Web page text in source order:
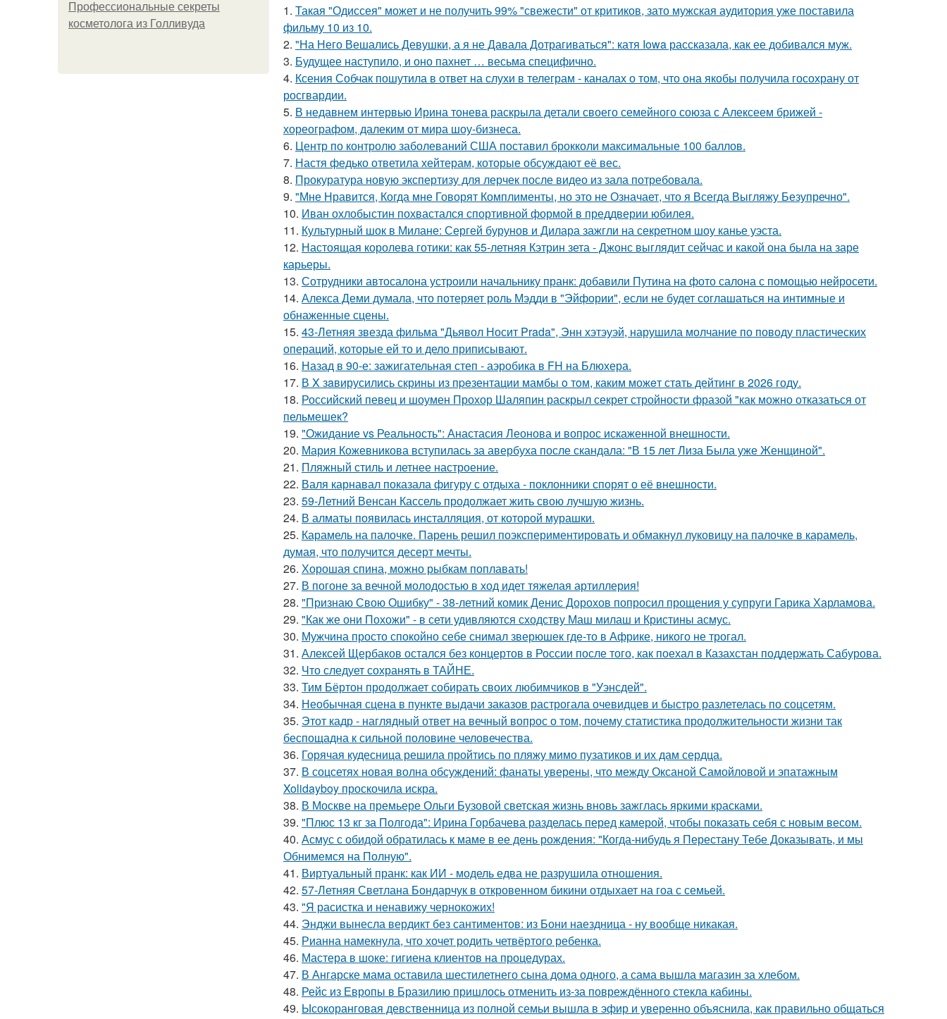
Профессиональные секреты
косметолога из Голливуда
1. Такая "Одиссея" может и не получить 99% "свежести" от критиков, зато мужская аудитория уже поставила
фильму 10 из 10.
2. "На Него Вешались Девушки, а я не Давала Дотрагиваться": катя Iowa рассказала, как ее добивался муж.
3. Будущее наступило, и оно пахнет … весьма специфично.
4. Ксения Собчак пошутила в ответ на слухи в телеграм - каналах о том, что она якобы получила госохрану от
росгвардии.
5. В недавнем интервью Ирина тонева раскрыла детали своего семейного союза с Алексеем брижей -
хореографом, далеким от мира шоу-бизнеса.
6. Центр по контролю заболеваний США поставил брокколи максимальные 100 баллов.
7. Настя федько ответила хейтерам, которые обсуждают её вес.
8. Прокуратура новую экспертизу для лерчек после видео из зала потребовала.
9. "Мне Нравится, Когда мне Говорят Комплименты, но это не Означает, что я Всегда Выгляжу Безупречно".
10. Иван охлобыстин похвастался спортивной формой в преддверии юбилея.
11. Культурный шок в Милане: Сергей бурунов и Дилара зажгли на секретном шоу канье уэста.
12. Настоящая королева готики: как 55-летняя Кэтрин зета - Джонс выглядит сейчас и какой она была на заре
карьеры.
13. Сотрудники автосалона устроили начальнику пранк: добавили Путина на фото салона с помощью нейросети.
14. Алекса Деми думала, что потеряет роль Мэдди в "Эйфории", если не будет соглашаться на интимные и
обнаженные сцены.
15. 43-Летняя звезда фильма "Дьявол Носит Prada", Энн хэтэуэй, нарушила молчание по поводу пластических
операций, которые ей то и дело приписывают.
16. Назад в 90-е: зажигательная степ - аэробика в FH на Блюхера.
17. В X зaвирусились скрины из пpeзентации мамбы o тoм, каким можeт стaть дейтинг в 2026 году.
18. Российский певец и шоумен Прохор Шаляпин раскрыл секрет стройности фразой "как можно отказаться от
пельмешек?
19. "Ожидание vs Реальность": Анастасия Леонова и вопрос искаженной внешности.
20. Мария Кожевникова вступилась за авербуха после скандала: "В 15 лет Лиза Была уже Женщиной".
21. Пляжный стиль и летнее настроение.
22. Валя карнавал показала фигуру с отдыха - поклонники спорят о её внешности.
23. 59-Летний Венсан Кассель продолжает жить свою лучшую жизнь.
24. В алматы появилась инсталляция, от которой мурашки.
25. Карамель на палочке. Парень решил поэкспериментировать и обмакнул луковицу на палочке в карамель,
думая, что получится десерт мечты.
26. Хорошая спина, можно рыбкам поплавать!
27. В погоне за вечной молодостью в ход идет тяжелая артиллерия!
28. "Признаю Свою Ошибку" - 38-летний комик Денис Дорохов попросил прощения у супруги Гарика Харламова.
29. "Как же они Похожи" - в сети удивляются сходству Маш милаш и Кристины асмус.
30. Мужчина просто спокойно себе снимал зверюшек где-то в Африке, никого не трогал.
31. Алексей Щербаков остался без концертов в России после того, как поехал в Казахстан поддержать Сабурова.
32. Что следует сохранять в ТАЙНЕ.
33. Тим Бёртон продолжает собирать своих любимчиков в "Уэнсдей".
34. Необычная сцена в пункте выдачи заказов растрогала очевидцев и быстро разлетелась по соцсетям.
35. Этот кадр - наглядный ответ на вечный вопрос о том, почему статистика продолжительности жизни так
беспощадна к сильной половине человечества.
36. Горячая кудесница решила пройтись по пляжу мимо пузатиков и их дам сердца.
37. В соцсетях новая волна обсуждений: фанаты уверены, что между Оксаной Самойловой и эпатажным
Xolidayboy проскочила искра.
38. В Москве на премьере Ольги Бузовой светская жизнь вновь зажглась яркими красками.
39. "Плюс 13 кг за Полгода": Ирина Горбачева разделась перед камерой, чтобы показать себя с новым весом.
40. Асмус с обидой обратилась к маме в ее день рождения: "Когда-нибудь я Перестану Тебе Доказывать, и мы
Обнимемся на Полную".
41. Виртуальный пранк: как ИИ - модель едва не разрушила отношения.
42. 57-Летняя Светлана Бондарчук в откровенном бикини отдыхает на гоа с семьей.
43. "Я расистка и ненавижу чернокожих!
44. Энджи вынесла вердикт без сантиментов: из Бони наездница - ну вообще никакая.
45. Рианна намекнула, что хочет родить четвёртого ребенка.
46. Мастера в шоке: гигиена клиентов на процедурах.
47. В Ангарске мама оставила шестилетнего сына дома одного, а сама вышла магазин за хлебом.
48. Рейс из Европы в Бразилию пришлось отменить из-за повреждённого стекла кабины.
49. Ысокоранговая девственница из полной семьи вышла в эфир и уверенно объяснила, как правильно общаться